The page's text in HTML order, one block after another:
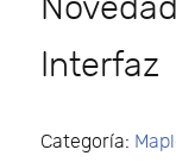
Interfaz
Categoría: